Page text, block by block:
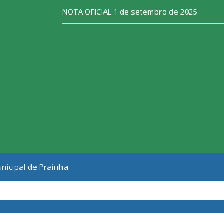
NOTA OFICIAL 1 de setembro de 2025
de Prainha.